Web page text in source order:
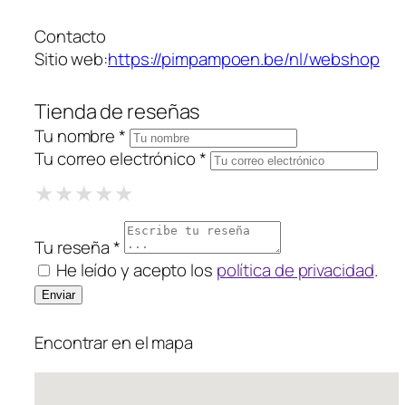
Contacto
Sitio web:https://pimpampoen.be/nl/webshop
Tienda de reseñas
Tu nombre *
Tu correo electrónico *
★1 Star
★★2 Stars
★★★3 Stars
★★★★4 Stars
★★★★★
Tu reseña *
He leído y acepto los política de privacidad.
Encontrar en el mapa